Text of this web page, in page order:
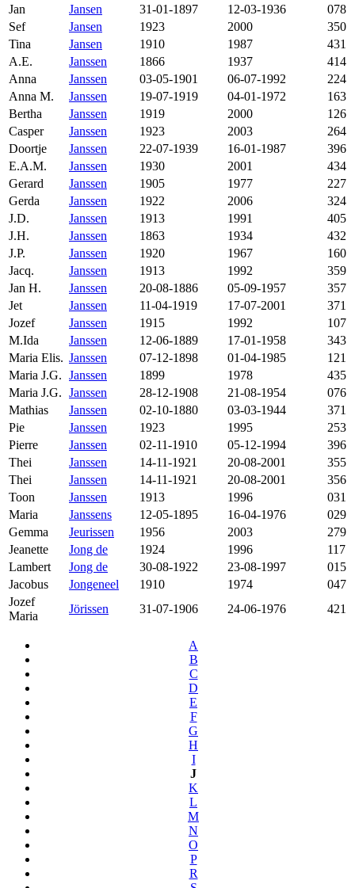
Jan
Jansen 31-01-1897 12-03-1936
078
Sef
Jansen 1923 2000
350
Tina
Jansen 1910 1987
431
A.E.
Janssen 1866 1937
414
Anna
Janssen 03-05-1901 06-07-1992
224
Anna M.
Janssen 19-07-1919 04-01-1972
163
Bertha
Janssen 1919 2000
126
Casper
Janssen 1923 2003
264
Doortje
Janssen 22-07-1939 16-01-1987
396
E.A.M.
Janssen 1930 2001
434
Gerard
Janssen 1905 1977
227
Gerda
Janssen 1922 2006
324
J.D.
Janssen 1913 1991
405
J.H.
Janssen 1863 1934
432
J.P.
Janssen 1920 1967
160
Jacq.
Janssen 1913 1992
359
Jan H.
Janssen 20-08-1886 05-09-1957
357
Jet
Janssen 11-04-1919 17-07-2001
371
Jozef
Janssen 1915 1992
107
M.Ida
Janssen 12-06-1889 17-01-1958
343
Maria Elis. Janssen 07-12-1898 01-04-1985
121
Maria J.G. Janssen 1899 1978
435
Maria J.G. Janssen 28-12-1908 21-08-1954
076
Mathias
Janssen 02-10-1880 03-03-1944
371
Pie
Janssen 1923 1995
253
Pierre
Janssen 02-11-1910 05-12-1994
396
Thei
Janssen 14-11-1921 20-08-2001
355
Thei
Janssen 14-11-1921 20-08-2001
356
Toon
Janssen 1913 1996
031
Maria
Janssens 12-05-1895 16-04-1976
029
Gemma
Jeurissen 1956 2003
279
Jeanette
Jong de 1924 1996
117
Lambert
Jong de 30-08-1922 23-08-1997
015
Jacobus
Jongeneel 1910 1974
047
Jozef
Maria
Jörissen 31-07-1906 24-06-1976 421
A
B
C
D
E
F
G
H
I
J
K
L
M
N
O
P
R